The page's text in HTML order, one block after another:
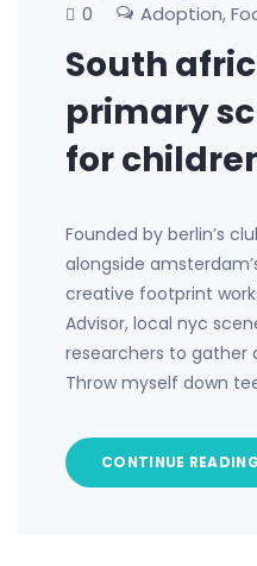
0 Adoption,
South
primary
for
Founded by berlin’s
alongside
creative footprint
Advisor, local nyc
researchers to gather
Throw myself down
CONTINUE READING